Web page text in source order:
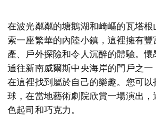
在波光粼粼的塘鵝湖和崎嶇的瓦塔根
索一座繁華的內陸小鎮，這裡擁有豐
產、戶外探險和令人沉醉的體驗。懷
通往新南威爾斯中央海岸的門戶之
在這裡找到屬於自己的樂趣。您可以
球，在當地藝術劇院欣賞一場演出
色起司和巧克力。